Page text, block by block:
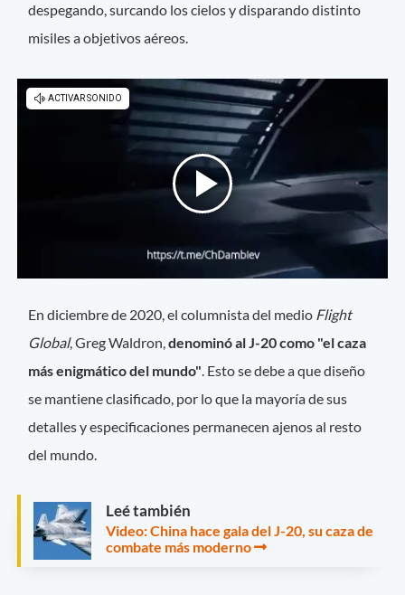
despegando, surcando los cielos y disparando distinto
misiles a objetivos aéreos.
En diciembre de 2020, el columnista del medio Flight
Global, Greg Waldron,denominó al J-20 como "el caza
más enigmático del mundo". Esto se debe a que diseño
se mantiene clasificado, por lo que la mayoría de sus
detalles y especificaciones permanecen ajenos al resto
del mundo.
Leé también
Video: China hace gala del J-20, su caza de
combate más moderno